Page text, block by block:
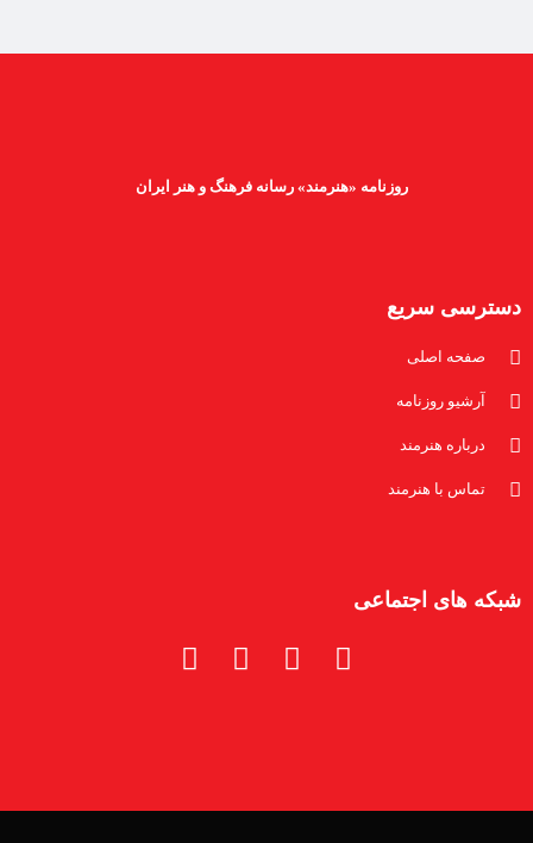
روزنامه «هنرمند» رسانه فرهنگ و هنر ایران
دسترسی سریع
صفحه اصلی
آرشیو روزنامه
درباره هنرمند
تماس با هنرمند
شبکه های اجتماعی